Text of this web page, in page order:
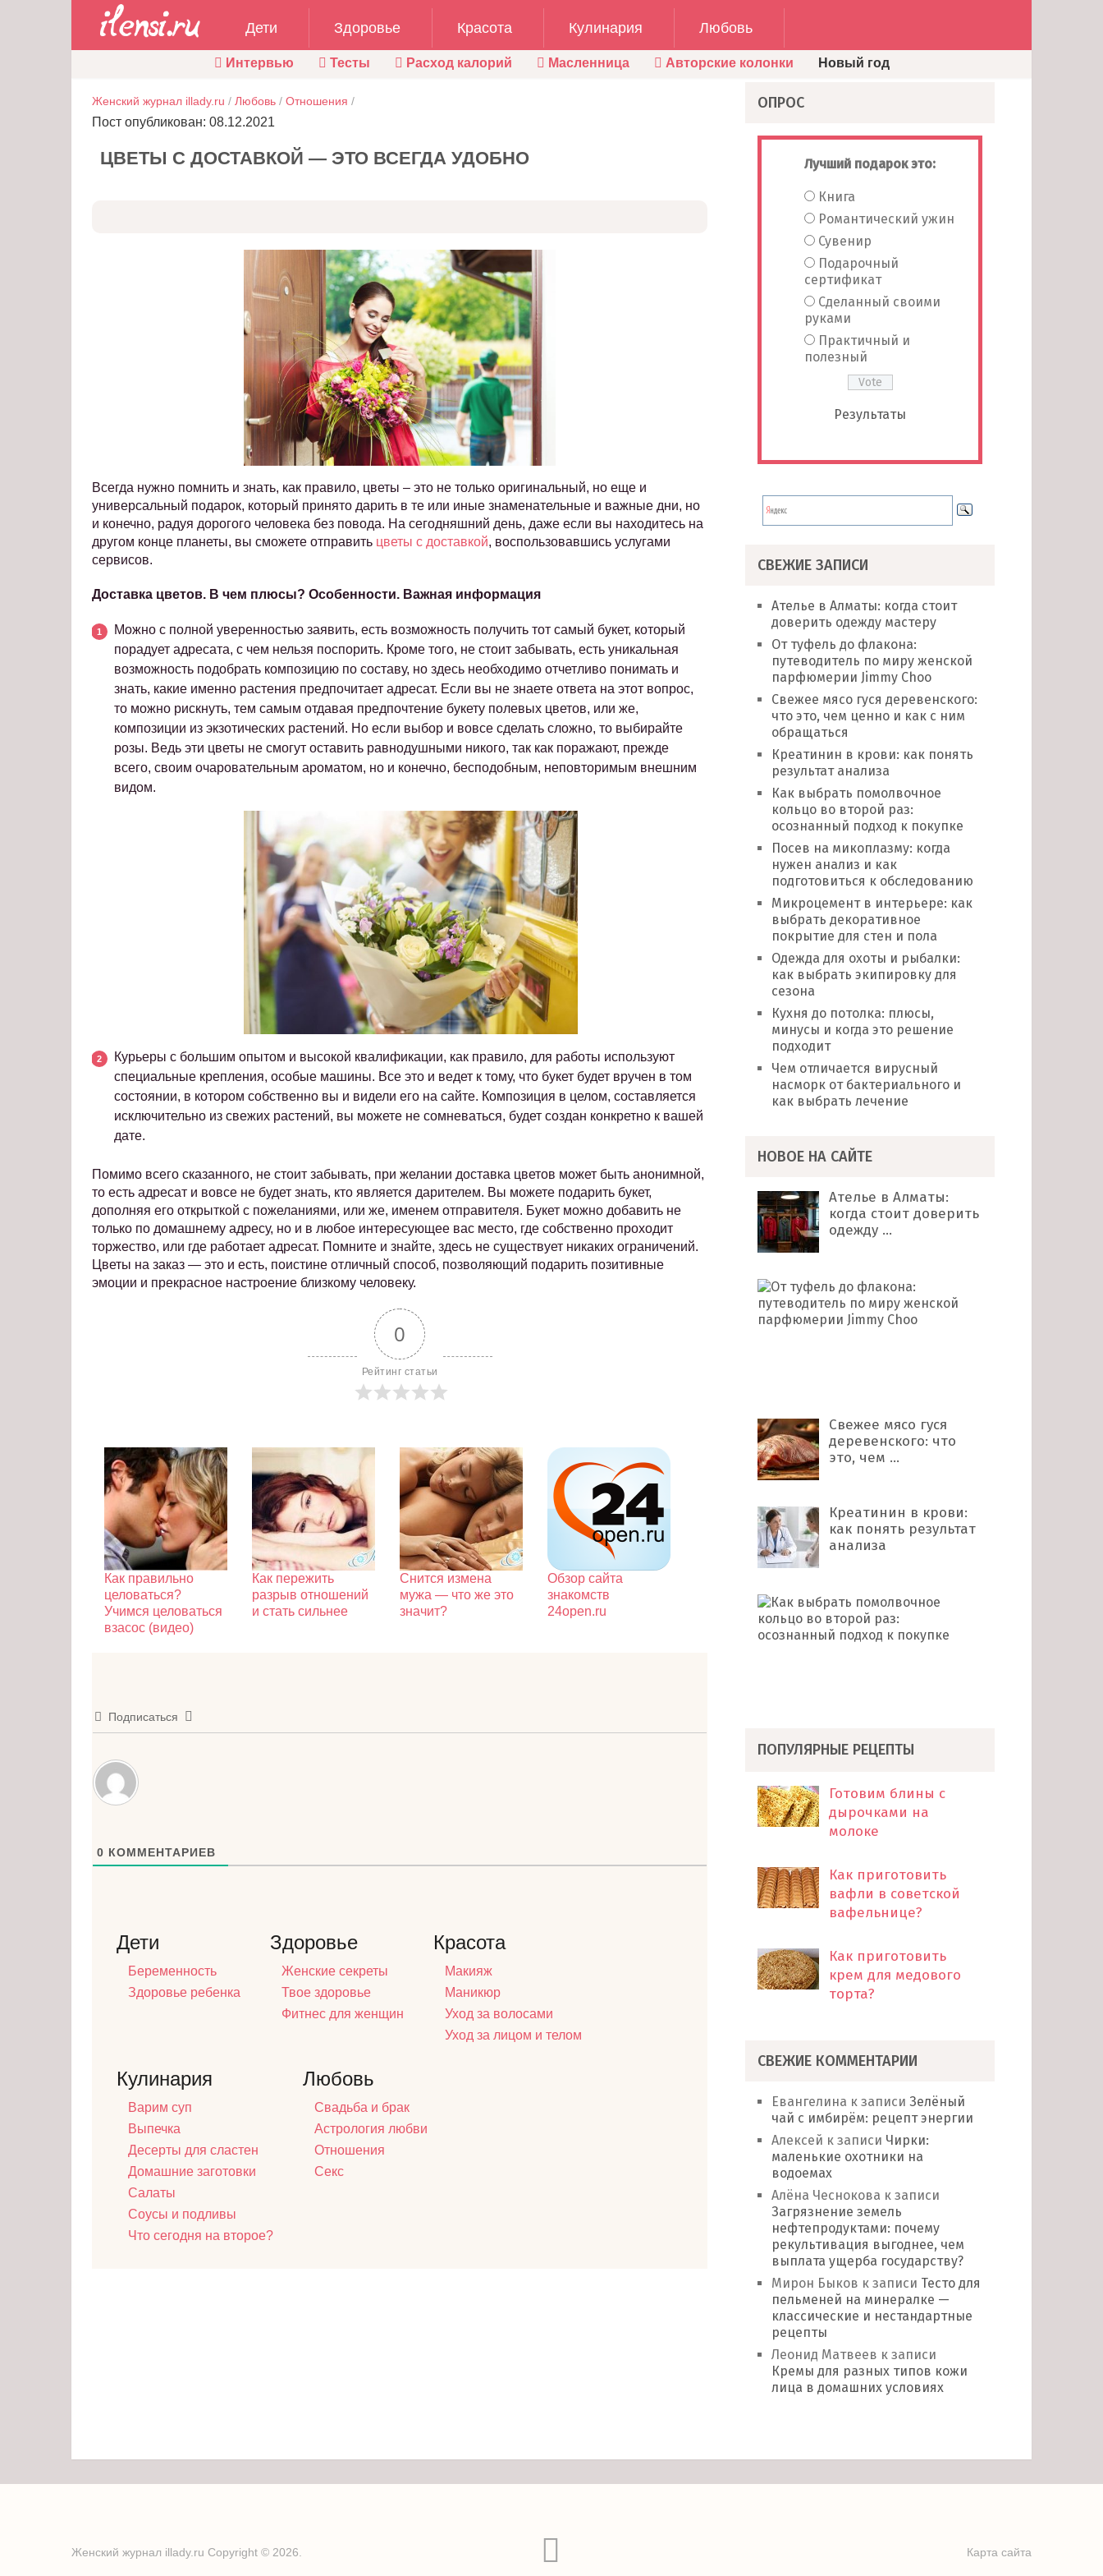
Дети Здоровье Красота Кулинария Любовь
Интервью Тесты Расход калорий Масленница Авторские колонки Новый год
Женский журнал illady.ru / Любовь / Отношения /
Пост опубликован: 08.12.2021
ЦВЕТЫ С ДОСТАВКОЙ — ЭТО ВСЕГДА УДОБНО
Всегда нужно помнить и знать, как правило, цветы – это не только оригинальный, но еще и
универсальный подарок, который принято дарить в те или иные знаменательные и важные дни, но
и конечно, радуя дорогого человека без повода. На сегодняшний день, даже если вы находитесь на
другом конце планеты, вы сможете отправить цветы с доставкой, воспользовавшись услугами
сервисов.
Доставка цветов. В чем плюсы? Особенности. Важная информация
Можно с полной уверенностью заявить, есть возможность получить тот самый букет, который
порадует адресата, с чем нельзя поспорить. Кроме того, не стоит забывать, есть уникальная
возможность подобрать композицию по составу, но здесь необходимо отчетливо понимать и
знать, какие именно растения предпочитает адресат. Если вы не знаете ответа на этот вопрос,
то можно рискнуть, тем самым отдавая предпочтение букету полевых цветов, или же,
композиции из экзотических растений. Но если выбор и вовсе сделать сложно, то выбирайте
розы. Ведь эти цветы не смогут оставить равнодушными никого, так как поражают, прежде
всего, своим очаровательным ароматом, но и конечно, бесподобным, неповторимым внешним
видом.
Курьеры с большим опытом и высокой квалификации, как правило, для работы используют
специальные крепления, особые машины. Все это и ведет к тому, что букет будет вручен в том
состоянии, в котором собственно вы и видели его на сайте. Композиция в целом, составляется
исключительно из свежих растений, вы можете не сомневаться, будет создан конкретно к вашей
дате.
Помимо всего сказанного, не стоит забывать, при желании доставка цветов может быть анонимной,
то есть адресат и вовсе не будет знать, кто является дарителем. Вы можете подарить букет,
дополняя его открыткой с пожеланиями, или же, именем отправителя. Букет можно добавить не
только по домашнему адресу, но и в любое интересующее вас место, где собственно проходит
торжество, или где работает адресат. Помните и знайте, здесь не существует никаких ограничений.
Цветы на заказ — это и есть, поистине отличный способ, позволяющий подарить позитивные
эмоции и прекрасное настроение близкому человеку.
0
Рейтинг статьи
Как правильно
целоваться?
Учимся целоваться
взасос (видео)
Как пережить
разрыв отношений
и стать сильнее
Снится измена
мужа — что же это
значит?
Обзор сайта
знакомств
24open.ru
Подписаться
0 КОММЕНТАРИЕВ
Дети
Беременность
Здоровье ребенка
Здоровье
Женские секреты
Твое здоровье
Фитнес для женщин
Красота
Макияж
Маникюр
Уход за волосами
Уход за лицом и телом
Кулинария
Варим суп
Выпечка
Десерты для сластен
Домашние заготовки
Салаты
Соусы и подливы
Что сегодня на второе?
Любовь
Свадьба и брак
Астрология любви
Отношения
Секс
ОПРОС
Лучший подарок это:
Книга
Романтический ужин
Сувенир
Подарочный
сертификат
Сделанный своими
руками
Практичный и
полезный
Результаты
СВЕЖИЕ ЗАПИСИ
Ателье в Алматы: когда стоит
доверить одежду мастеру
От туфель до флакона:
путеводитель по миру женской
парфюмерии Jimmy Choo
Свежее мясо гуся деревенского:
что это, чем ценно и как с ним
обращаться
Креатинин в крови: как понять
результат анализа
Как выбрать помолвочное
кольцо во второй раз:
осознанный подход к покупке
Посев на микоплазму: когда
нужен анализ и как
подготовиться к обследованию
Микроцемент в интерьере: как
выбрать декоративное
покрытие для стен и пола
Одежда для охоты и рыбалки:
как выбрать экипировку для
сезона
Кухня до потолка: плюсы,
минусы и когда это решение
подходит
Чем отличается вирусный
насморк от бактериального и
как выбрать лечение
НОВОЕ НА САЙТЕ
Ателье в Алматы:
когда стоит доверить
одежду …
Свежее мясо гуся
деревенского: что
это, чем …
Креатинин в крови:
как понять результат
анализа
ПОПУЛЯРНЫЕ РЕЦЕПТЫ
Готовим блины с
дырочками на
молоке
Как приготовить
вафли в советской
вафельнице?
Как приготовить
крем для медового
торта?
СВЕЖИЕ КОММЕНТАРИИ
Евангелина к записиЗелёный
чай с имбирём: рецепт энергии
Алексей к записи Чирки:
маленькие охотники на
водоемах
Алёна Чеснокова к записи
Загрязнение земель
нефтепродуктами: почему
рекультивация выгоднее, чем
выплата ущерба государству?
Мирон Быков к записи Тесто для
пельменей на минералке —
классические и нестандартные
рецепты
Леонид Матвеев к записи
Кремы для разных типов кожи
лица в домашних условиях
Женский журнал illady.ru Copyright © 2026. Карта сайта